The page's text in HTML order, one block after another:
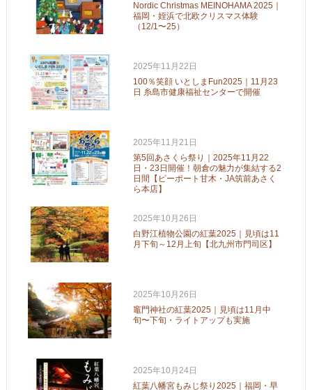
Nordic Christmas MEINOHAMA 2025｜
福岡・姪浜で北欧クリスマス体験
（12/1〜25）
2025年11月22日
100％笑顔 いとしまFun2025｜11月23
日 糸島市健康福祉センターで開催
2025年11月21日
第5回あさくら祭り｜2025年11月22
日・23日開催！朝倉の魅力が集結する2
日間【ピーポート甘木・JA筑前あさく
ら本店】
2025年10月26日
白野江植物公園の紅葉2025｜見頃は11
月下旬～12月上旬【北九州市門司区】
2025年10月26日
竈門神社の紅葉2025｜見頃は11月中
旬〜下旬・ライトアップも実施
2025年10月24日
紅葉八幡宮もみじ祭り2025｜福岡・早